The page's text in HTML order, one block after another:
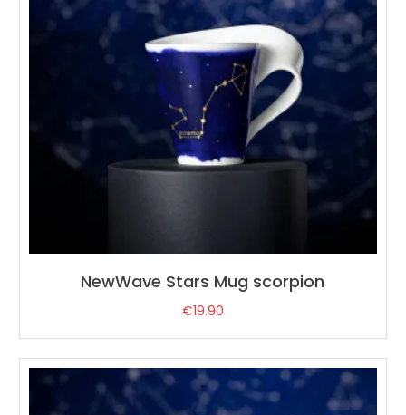
NewWave Stars Mug scorpion
€19.90